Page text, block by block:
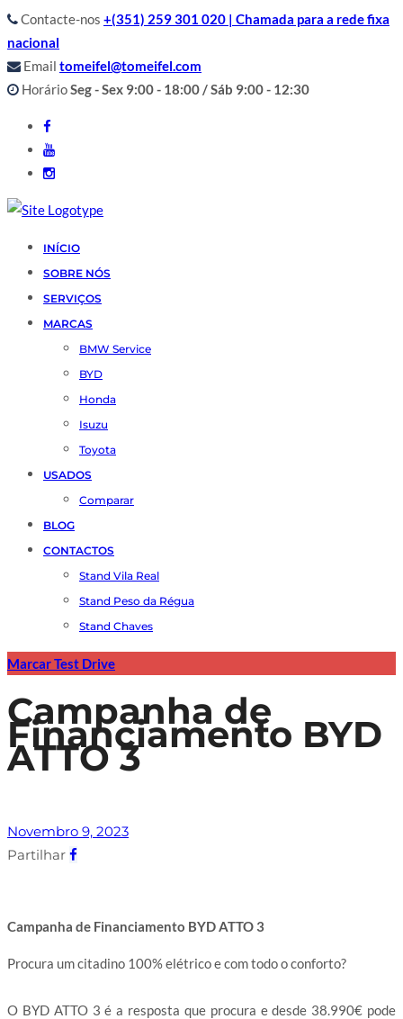
Contacte-nos +(351) 259 301 020 | Chamada para a rede fixa
nacional
Email tomeifel@tomeifel.com
HorárioSeg - Sex 9:00 - 18:00 / Sáb 9:00 - 12:30
INÍCIO
SOBRE NÓS
SERVIÇOS
MARCAS
BMW Service
BYD
Honda
Isuzu
Toyota
USADOS
Comparar
BLOG
CONTACTOS
Stand Vila Real
Stand Peso da Régua
Stand Chaves
Marcar Test Drive
Campanha de
Financiamento BYD
ATTO 3
Novembro 9, 2023
Partilhar
Campanha de Financiamento BYD ATTO 3
Procura um citadino 100% elétrico e com todo o conforto?
O BYD ATTO 3 é a resposta que procura e desde 38.990€ pode